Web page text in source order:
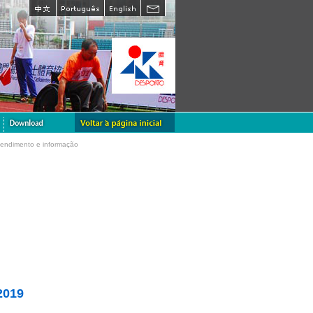
e informação